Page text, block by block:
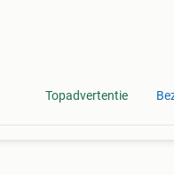
Topadvertentie